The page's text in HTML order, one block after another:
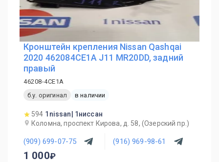
Кронштейн крепления Nissan Qashqai
2020 462084CE1A J11 MR20DD, задний
правый
46208-4CE1A
б.у. оригинал
в наличии
594 1nissan| 1ниссан
Коломна, проспект Кирова, д. 58, (Озерский пр.)
(909) 699-07-75 (916) 969-98-61
1 000